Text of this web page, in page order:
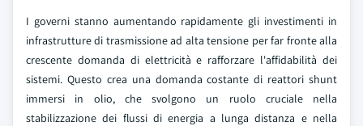
I governi stanno aumentando rapidamente gli investimenti in
infrastrutture di trasmissione ad alta tensione per far fronte alla
crescente domanda di elettricità e rafforzare l'affidabilità dei
sistemi. Questo crea una domanda costante di reattori shunt
immersi in olio, che svolgono un ruolo cruciale nella
stabilizzazione dei flussi di energia a lunga distanza e nella